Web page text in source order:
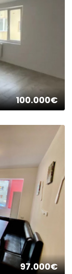
100.000€
97.000€